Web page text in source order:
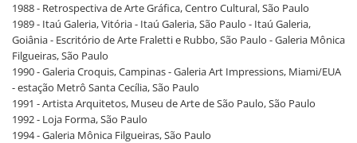
1988 - Retrospectiva de Arte Gráfica, Centro Cultural, São Paulo
1989 - Itaú Galeria, Vitória - Itaú Galeria, São Paulo - Itaú Galeria,
Goiânia - Escritório de Arte Fraletti e Rubbo, São Paulo - Galeria Mônica
Filgueiras, São Paulo
1990 - Galeria Croquis, Campinas - Galeria Art Impressions, Miami/EUA
- estação Metrô Santa Cecília, São Paulo
1991 - Artista Arquitetos, Museu de Arte de São Paulo, São Paulo
1992 - Loja Forma, São Paulo
1994 - Galeria Mônica Filgueiras, São Paulo